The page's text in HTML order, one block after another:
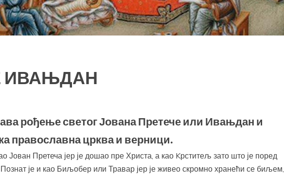
ИВАЊДАН
рођење светог Јована Претече или Ивањдан и
православна црква и верници.
Јован Претеча јер је дошао пре Христа, а као Kрститељ зато што је поред
Познат је и као Биљобер или Травар јер је живео скромно хранећи се биљем,